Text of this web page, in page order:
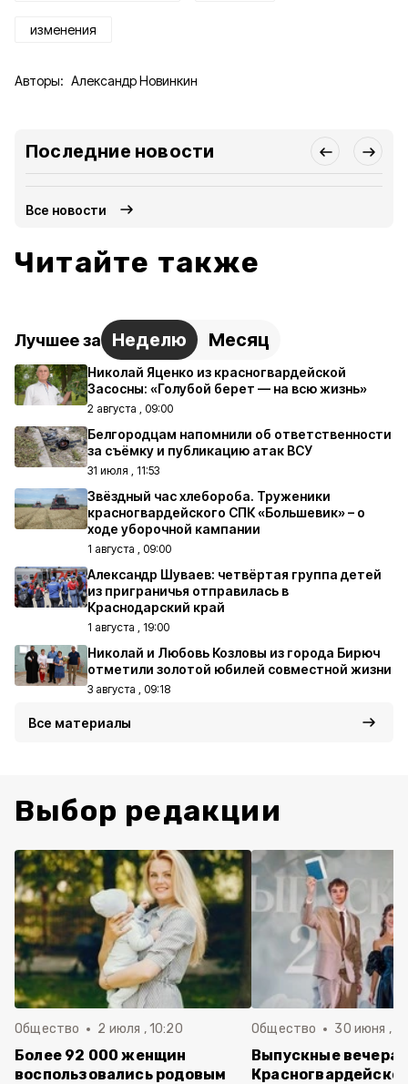
изменения
Авторы: Александр Новинкин
Последние новости
Все новости
Читайте также
Лучшее за Неделю Месяц
Николай Яценко из красногвардейской
Засосны: «Голубой берет — на всю жизнь»
2 августа , 09:00
Белгородцам напомнили об ответственности
за съёмку и публикацию атак ВСУ
31 июля , 11:53
Звёздный час хлебороба. Труженики
красногвардейского СПК «Большевик» – о
ходе уборочной кампании
1 августа , 09:00
Александр Шуваев: четвёртая группа детей
из приграничья отправилась в
Краснодарский край
1 августа , 19:00
Николай и Любовь Козловы из города Бирюч
отметили золотой юбилей совместной жизни
3 августа , 09:18
Все материалы
Выбор редакции
Общество 2 июля , 10:20
Более 92 000 женщин
воспользовались родовым
Общество 30 июня ,
Выпускные вечера